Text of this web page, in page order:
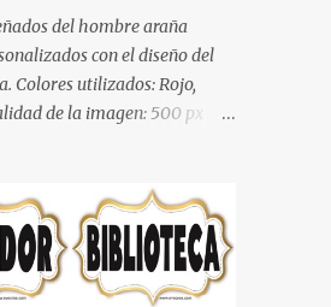
el relax total, es un color
y además es color bastante
esa sensación de calidez.
son excelentes para usar en
y por lo tanto entra en
del hombre araña
con el diseño del
Colores utilizados: Rojo,
de la imagen: 500 px Si
con gusto lo diseñamos.
diseños Spiderman Sonic bella
cumpleaños de héroes en
para decorar el dormitorio